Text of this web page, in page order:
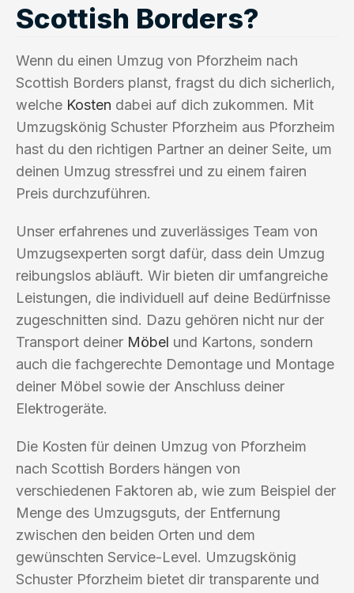
Scottish Borders?
Wenn du einen Umzug von Pforzheim nach
Scottish Borders planst, fragst du dich sicherlich,
welche Kosten dabei auf dich zukommen. Mit
Umzugskönig Schuster Pforzheim aus Pforzheim
hast du den richtigen Partner an deiner Seite, um
deinen Umzug stressfrei und zu einem fairen
Preis durchzuführen.
Unser erfahrenes und zuverlässiges Team von
Umzugsexperten sorgt dafür, dass dein Umzug
reibungslos abläuft. Wir bieten dir umfangreiche
Leistungen, die individuell auf deine Bedürfnisse
zugeschnitten sind. Dazu gehören nicht nur der
Transport deiner Möbel und Kartons, sondern
auch die fachgerechte Demontage und Montage
deiner Möbel sowie der Anschluss deiner
Elektrogeräte.
Die Kosten für deinen Umzug von Pforzheim
nach Scottish Borders hängen von
verschiedenen Faktoren ab, wie zum Beispiel der
Menge des Umzugsguts, der Entfernung
zwischen den beiden Orten und dem
gewünschten Service-Level. Umzugskönig
Schuster Pforzheim bietet dir transparente und